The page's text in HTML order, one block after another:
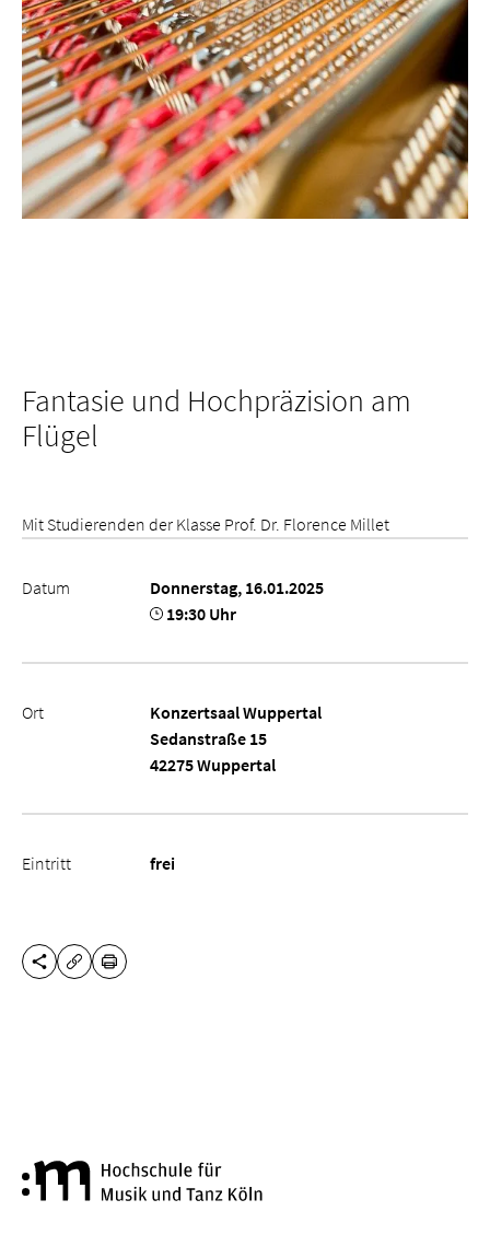
Fantasie und Hochpräzision am
Flügel
Mit Studierenden der Klasse Prof. Dr. Florence Millet
Datum
Donnerstag, 16.01.2025
19:30 Uhr
Ort
Konzertsaal Wuppertal
Sedanstraße 15
42275 Wuppertal
Eintritt frei
DIESE SEITE TEILEN
URL KOPIEREN
DRUCKEN